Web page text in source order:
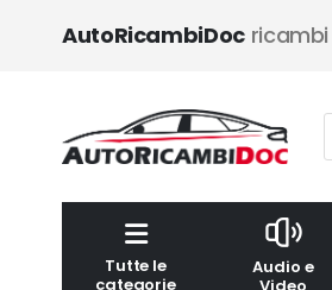
AutoRicambiDocricambi
Tutte le
categorie
Audio e